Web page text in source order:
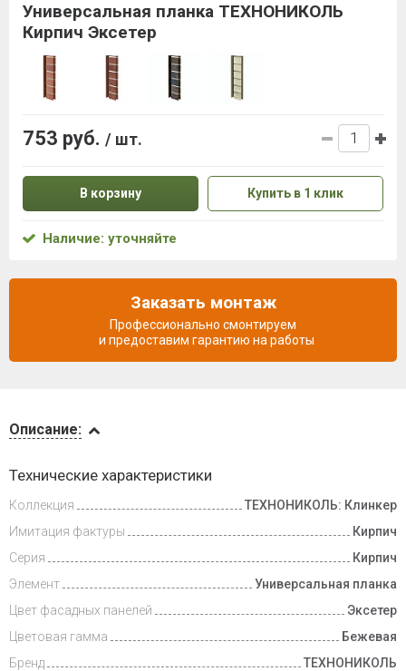
и оплата
Описание:
Технические характеристики
Коллекция
ТЕХНОНИКОЛЬ: Клинкер
Имитация фактуры
Кирпич
Серия
Кирпич
Элемент
Универсальная планка
Цвет фасадных панелей
Эксетер
Цветовая гамма
Бежевая
Бренд
ТЕХНОНИКОЛЬ
Универсальная планка ТЕХНОНИКОЛЬ
Кирпич Эксетер
753 руб. / шт.
В корзину Купить в 1 клик
Наличие: уточняйте
Заказать монтаж
Профессионально смонтируем
и предоставим гарантию на работы